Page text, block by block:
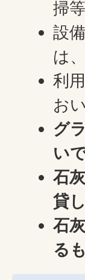
掃
設
は
利
お
グ
い
石
貸
石
る